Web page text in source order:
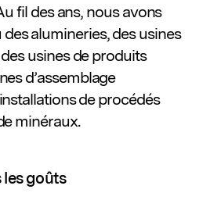
fil des ans, nous avons
alumineries, des usines
usines de produits
d’assemblage
de procédés
minéraux.
goûts